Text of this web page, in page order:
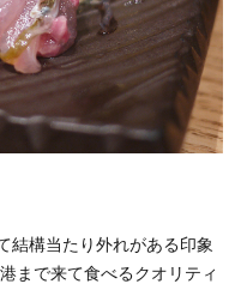
結構当たり外れがある印象
まで来て食べるクオリティ